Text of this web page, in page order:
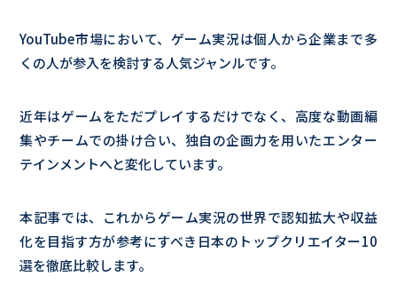
YouTube市場において、ゲーム実況は個人から企業まで多
くの人が参入を検討する人気ジャンルです。
近年はゲームをただプレイするだけでなく、高度な動画編
集やチームでの掛け合い、独自の企画力を用いたエンター
テインメントへと変化しています。
本記事では、これからゲーム実況の世界で認知拡大や収益
化を目指す方が参考にすべき日本のトップクリエイター10
選を徹底比較します。